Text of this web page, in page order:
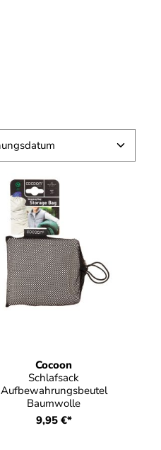
Cocoon
Schlafsack
Aufbewahrungsbeutel
Baumwolle
9,95 €*